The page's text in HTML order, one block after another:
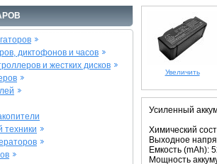
диктофонов и часов
и жестких дисков
техники
Увеличить
Усиленный
Химический
Выходное
Емкость (mAh):
Мощность